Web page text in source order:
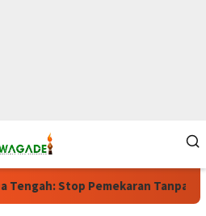
Stop Pemekaran Tanpa Kajian